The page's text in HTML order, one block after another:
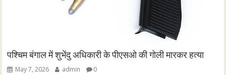
पश्चिम बंगाल में शुभेंदु अधिकारी के पीएसओ की गोली मारकर हत्या
May 7, 2026 admin 0